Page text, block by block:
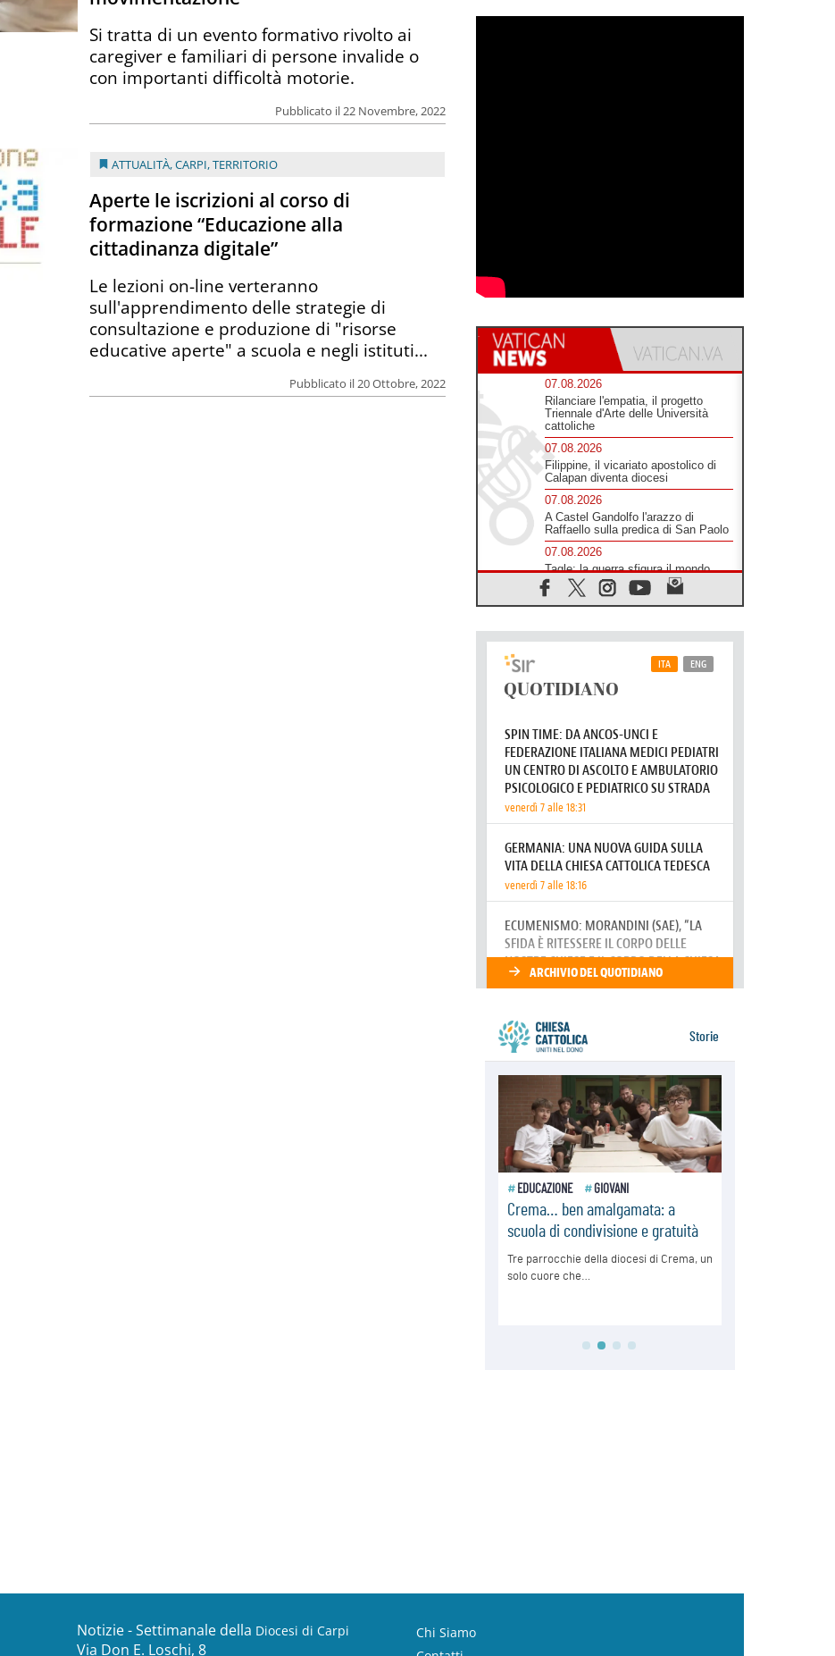
Pubblicato il 22 Novembre, 2022
Si tratta di un evento formativo rivolto ai
caregiver e familiari di persone invalide o
con importanti difficoltà motorie.
ATTUALITÀ,CARPI,TERRITORIO
Aperte le iscrizioni al corso di
formazione “Educazione alla
cittadinanza digitale”
Pubblicato il 20 Ottobre, 2022
Le lezioni on-line verteranno
sull'apprendimento delle strategie di
consultazione e produzione di "risorse
educative aperte" a scuola e negli istituti...
07.08.2026
Rilanciare l'empatia, il progetto
Triennale d'Arte delle Università
cattoliche
07.08.2026
Filippine, il vicariato apostolico di
Calapan diventa diocesi
07.08.2026
A Castel Gandolfo l'arazzo di
Raffaello sulla predica di San Paolo
07.08.2026
Tagle: la guerra sfigura il mondo,
solo la rivelazione di Dio lo
trasfigura
Il Papa in Francia, quattro giorni
intensi tra Chiesa, popolo e
07.08.2026
SIGNIS 2026, dare voce alle
07.08.2026
Honduras, gli sfollati invisibili di una
crisi dimenticata
07.08.2026
Italia, Antigone: carceri al limite
della sopravvivenza per caldo e
07.08.2026
Parolin conclude il viaggio in
Messico: "La pace inizia con
l'empatia per il dolore altrui"
07.08.2026
Uruguay, il presidente dei vescovi:
la visita del Papa dono per tutto il
Paese
Notizie - Settimanale della Diocesi di Carpi
Via Don E. Loschi, 8
Chi Siamo